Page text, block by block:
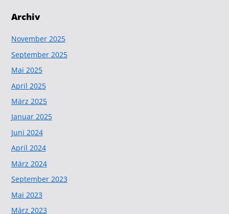
Archiv
November 2025
September 2025
Mai 2025
April 2025
März 2025
Januar 2025
Juni 2024
April 2024
März 2024
September 2023
Mai 2023
März 2023